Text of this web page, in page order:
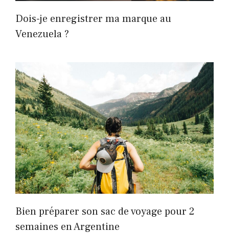
Dois-je enregistrer ma marque au
Venezuela ?
Bien préparer son sac de voyage pour 2
semaines en Argentine